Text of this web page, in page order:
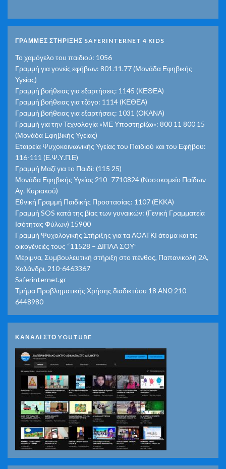
ΓΡΑΜΜΕΣ ΣΤΗΡΙΞΗΣ SAFERINTERNET 4 KIDS
Το χαμόγελο του παιδιού: 1056
Γραμμή για γονείς εφήβων: 801.11.77 (Μονάδα Εφηβικής
Υγείας)
Γραμμή βοήθειας για εξαρτήσεις: 1145 (ΚΕΘΕΑ)
Γραμμή βοήθειας για τζόγο: 1114 (ΚΕΘΕΑ)
Γραμμή βοήθειας για εξαρτήσεις: 1031 (ΟΚΑΝΑ)
Γραμμή για την Τεχνολογία «ΜΕ Υποστηρίζω»: 800 11 800 15
(Μονάδα Εφηβικής Υγείας)
Εταιρεία Ψυχοκοινωνικής Υγείας του Παιδιού και του Εφήβου:
116-111 (Ε.Ψ.Υ.Π.Ε)
Γραμμή Μαζί για το Παιδί: (115 25)
Μονάδα Εφηβικής Υγείας 210- 7710824 (Νοσοκομείο Παίδων
Αγ. Κυριακού)
Εθνική Γραμμή Παιδικής Προστασίας: 1107 (ΕΚΚΑ)
Γραμμή SOS κατά της βίας των γυναικών: (Γενική Γραμματεία
Ισότητας Φύλων) 15900
Γραμμή Ψυχολογικής Στήριξης για τα ΛΟΑΤΚΙ άτομα και τις
οικογένειές τους “11528 – ΔΙΠΛΑ ΣΟΥ”
Μέριμνα, Συμβουλευτική στήριξη στο πένθος, Παπανικολή 2Α,
Χαλάνδρι, 210-6463367
Saferinternet.gr
Τμήμα Προβληματικής Χρήσης διαδικτύου 18 ΑΝΩ 210
6448980
ΚΑΝΑΛΙ ΣΤΟ YOUTUBE